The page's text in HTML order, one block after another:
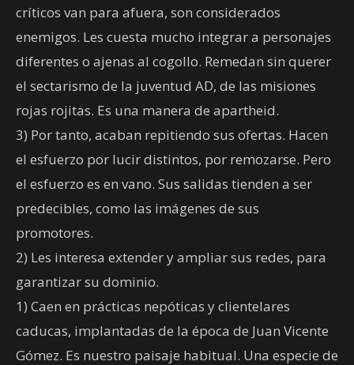
críticos van para afuera, son considerados
enemigos. Les cuesta mucho integrar a personajes
diferentes o ajenas al cogollo. Remedan sin querer
el sectarismo de la juventud AD, de las misiones
rojas rojitas. Es una manera de apartheid.
3) Por tanto, acaban repitiendo sus ofertas. Hacen
el esfuerzo por lucir distintos, por remozarse. Pero
el esfuerzo es en vano. Sus salidas tienden a ser
predecibles, como las imágenes de sus
promotores.
2) Les interesa extender y ampliar sus redes, para
garantizar su dominio.
1) Caen en prácticas nepóticas y clientelares
caducas, implantadas de la época de Juan Vicente
Gómez. Es nuestro paisaje habitual. Una especie de